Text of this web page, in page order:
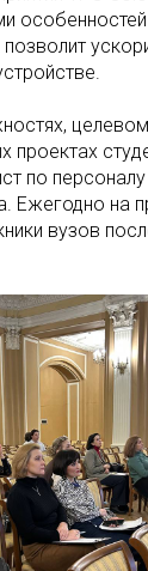
проектах
по
Ежегодно на
вузов